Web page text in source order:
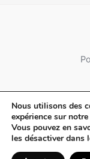
Nous utilisons des
expérience sur
Vous pouvez en
les désactiver dans